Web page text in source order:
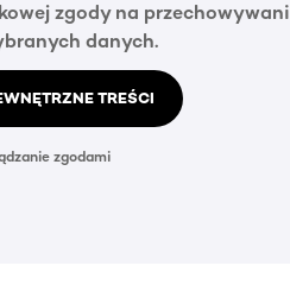
zgody na
danych.
TREŚCI
zgodami